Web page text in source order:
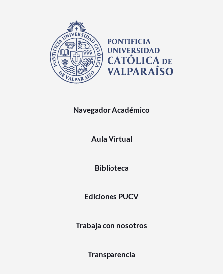
Navegador Académico
Aula Virtual
Biblioteca
Ediciones PUCV
Trabaja con nosotros
Transparencia